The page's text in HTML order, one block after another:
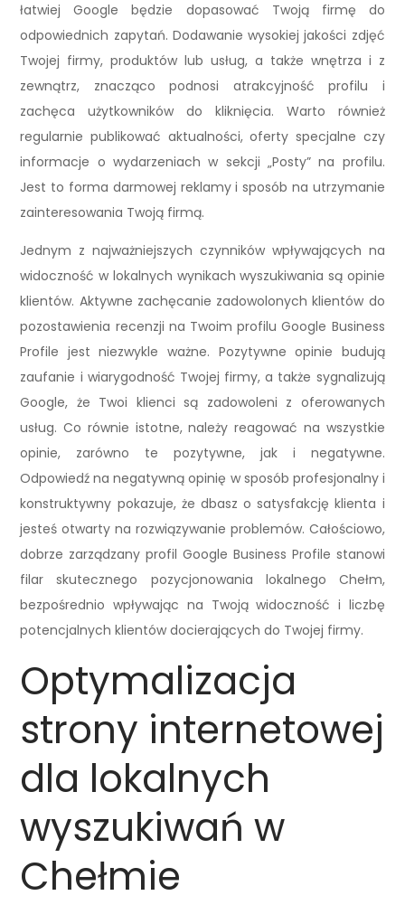
łatwiej Google będzie dopasować Twoją firmę do
odpowiednich zapytań. Dodawanie wysokiej jakości zdjęć
Twojej firmy, produktów lub usług, a także wnętrza i z
zewnątrz, znacząco podnosi atrakcyjność profilu i
zachęca użytkowników do kliknięcia. Warto również
regularnie publikować aktualności, oferty specjalne czy
informacje o wydarzeniach w sekcji „Posty” na profilu.
Jest to forma darmowej reklamy i sposób na utrzymanie
zainteresowania Twoją firmą.
Jednym z najważniejszych czynników wpływających na
widoczność w lokalnych wynikach wyszukiwania są opinie
klientów. Aktywne zachęcanie zadowolonych klientów do
pozostawienia recenzji na Twoim profilu Google Business
Profile jest niezwykle ważne. Pozytywne opinie budują
zaufanie i wiarygodność Twojej firmy, a także sygnalizują
Google, że Twoi klienci są zadowoleni z oferowanych
usług. Co równie istotne, należy reagować na wszystkie
opinie, zarówno te pozytywne, jak i negatywne.
Odpowiedź na negatywną opinię w sposób profesjonalny i
konstruktywny pokazuje, że dbasz o satysfakcję klienta i
jesteś otwarty na rozwiązywanie problemów. Całościowo,
dobrze zarządzany profil Google Business Profile stanowi
filar skutecznego pozycjonowania lokalnego Chełm,
bezpośrednio wpływając na Twoją widoczność i liczbę
potencjalnych klientów docierających do Twojej firmy.
Optymalizacja
strony internetowej
dla lokalnych
wyszukiwań w
Chełmie